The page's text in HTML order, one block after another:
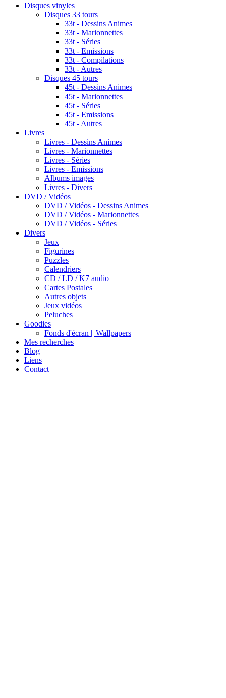
Disques vinyles
Disques 33 tours
33t - Dessins Animes
33t - Marionnettes
33t - Séries
33t - Emissions
33t - Compilations
33t - Autres
Disques 45 tours
45t - Dessins Animes
45t - Marionnettes
45t - Séries
45t - Emissions
45t - Autres
Livres
Livres - Dessins Animes
Livres - Marionnettes
Livres - Séries
Livres - Emissions
Albums images
Livres - Divers
DVD / Vidéos
DVD / Vidéos - Dessins Animes
DVD / Vidéos - Marionnettes
DVD / Vidéos - Séries
Divers
Jeux
Figurines
Puzzles
Calendriers
CD / LD / K7 audio
Cartes Postales
Autres objets
Jeux vidéos
Peluches
Goodies
Fonds d'écran || Wallpapers
Mes recherches
Blog
Liens
Contact